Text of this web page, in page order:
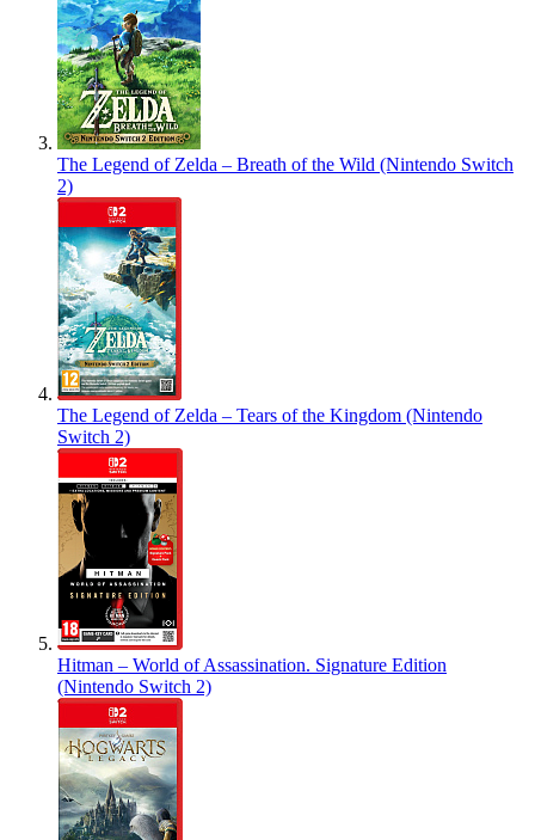
The Legend of Zelda – Breath of the Wild (Nintendo Switch
2)
The Legend of Zelda – Tears of the Kingdom (Nintendo
Switch 2)
Hitman – World of Assassination. Signature Edition
(Nintendo Switch 2)